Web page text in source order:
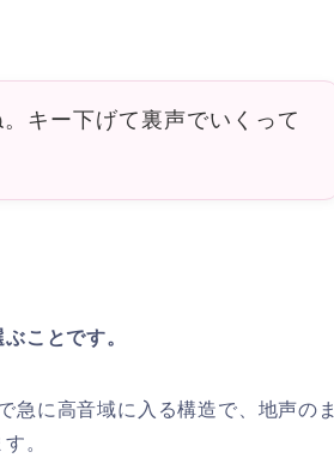
キー下げて裏声でいくって
ことです。
に高音域に入る構造で、地声のま
。